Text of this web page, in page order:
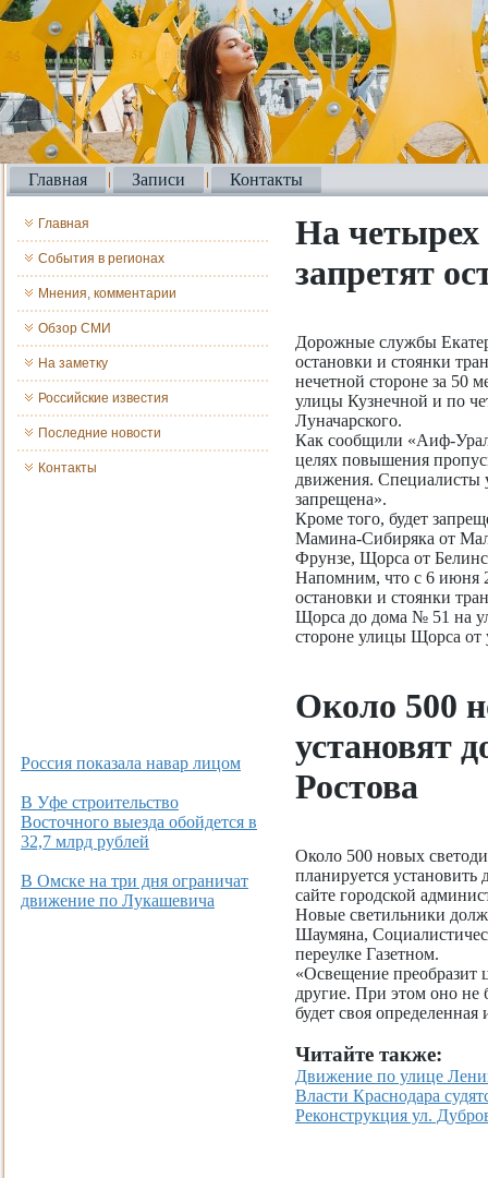
Главная Записи Контакты
Главная
События в регионах
Мнения, комментарии
Обзор СМИ
На заметку
Российские известия
Последние новости
Контакты
Россия показала навар лицом
В Уфе строительство
Восточного выезда обойдется в
32,7 млрд рублей
В Омске на три дня ограничат
движение по Лукашевича
На четырех
запретят
Дорожные службы
остановки и стоянки
нечетной стороне за 50
улицы Кузнечной и по
Луначарского.
Как сообщили «Аиф-
целях повышения
движения. Специалисты
запрещена».
Кроме того, будет
Мамина-Сибиряка от
Фрунзе, Щорса от
Напомним, что с 6 июня
остановки и стоянки
Щорса до дома № 51 на
стороне улицы Щорса
Около 500
установят
Ростова
Около 500 новых
планируется установить
сайте городской
Новые светильники
Шаумяна,
переулке Газетном.
«Освещение
другие. При этом оно не
будет своя
Читайте также:
Движение по улице
Власти Краснодара
Реконструкция ул.